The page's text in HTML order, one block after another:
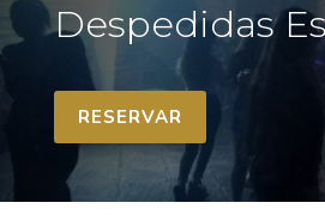
Despedidas
RESERVAR